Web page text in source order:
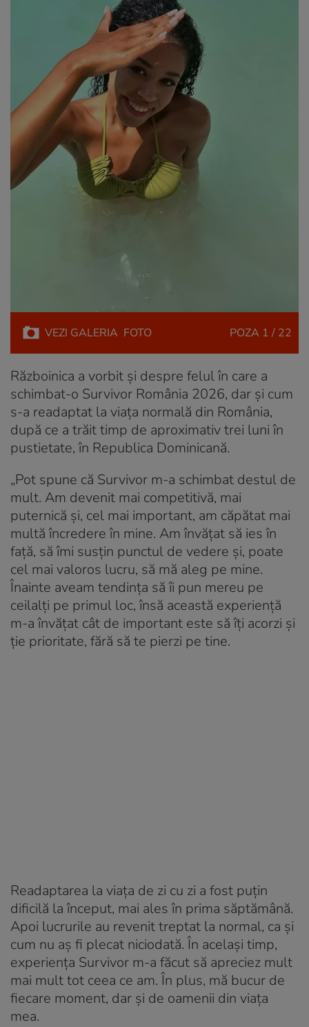
VEZI GALERIA FOTO POZA 1 / 22
Războinica a vorbit și despre felul în care a
schimbat-o Survivor România 2026, dar și cum
s-a readaptat la viața normală din România,
după ce a trăit timp de aproximativ trei luni în
pustietate, în Republica Dominicană.
„Pot spune că Survivor m-a schimbat destul de
mult. Am devenit mai competitivă, mai
puternică și, cel mai important, am căpătat mai
multă încredere în mine. Am învățat să ies în
față, să îmi susțin punctul de vedere și, poate
cel mai valoros lucru, să mă aleg pe mine.
Înainte aveam tendința să îi pun mereu pe
ceilalți pe primul loc, însă această experiență
m-a învățat cât de important este să îți acorzi și
ție prioritate, fără să te pierzi pe tine.
Readaptarea la viața de zi cu zi a fost puțin
dificilă la început, mai ales în prima săptămână.
Apoi lucrurile au revenit treptat la normal, ca și
cum nu aș fi plecat niciodată. În același timp,
experiența Survivor m-a făcut să apreciez mult
mai mult tot ceea ce am. În plus, mă bucur de
fiecare moment, dar și de oamenii din viața
mea.